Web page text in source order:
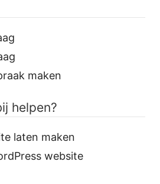
maken
helpen?
laten maken
website